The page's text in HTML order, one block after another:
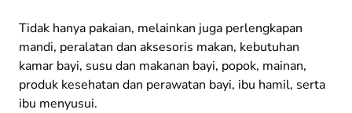
Tidak hanya pakaian, melainkan juga perlengkapan
mandi, peralatan dan aksesoris makan, kebutuhan
kamar bayi, susu dan makanan bayi, popok, mainan,
produk kesehatan dan perawatan bayi, ibu hamil, serta
ibu menyusui.